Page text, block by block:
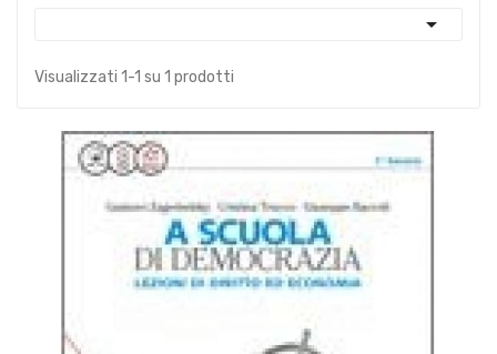

Visualizzati 1-1 su 1 prodotti